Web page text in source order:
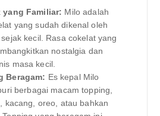
yang Familiar: Milo adalah
yang sudah dikenal oleh
kecil. Rasa cokelat yang
nostalgia dan
masa kecil.
Beragam: Es kepal Milo
berbagai macam topping,
kacang, oreo, atau bahkan